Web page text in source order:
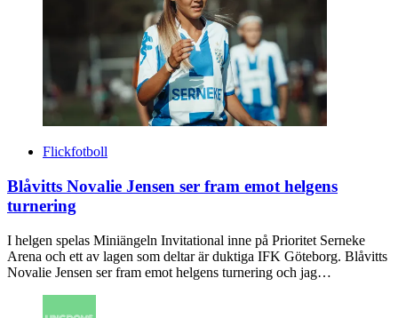
Flickfotboll
Blåvitts Novalie Jensen ser fram emot helgens
turnering
I helgen spelas Miniängeln Invitational inne på Prioritet Serneke
Arena och ett av lagen som deltar är duktiga IFK Göteborg. Blåvitts
Novalie Jensen ser fram emot helgens turnering och jag…